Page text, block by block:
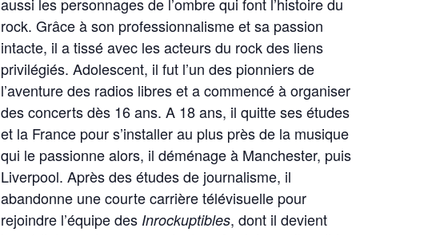
aussi les personnages de l’ombre qui font l’histoire du
rock. Grâce à son professionnalisme et sa passion
intacte, il a tissé avec les acteurs du rock des liens
privilégiés. Adolescent, il fut l’un des pionniers de
l’aventure des radios libres et a commencé à organiser
des concerts dès 16 ans. A 18 ans, il quitte ses études
et la France pour s’installer au plus près de la musique
qui le passionne alors, il déménage à Manchester, puis
Liverpool. Après des études de journalisme, il
abandonne une courte carrière télévisuelle pour
rejoindre l’équipe des Inrockuptibles, dont il devient